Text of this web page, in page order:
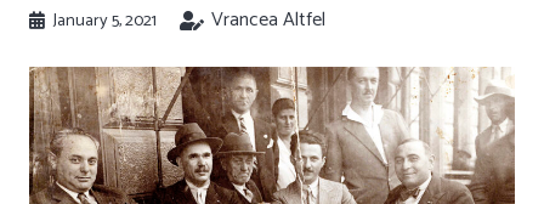
January 5, 2021 Vrancea Altfel